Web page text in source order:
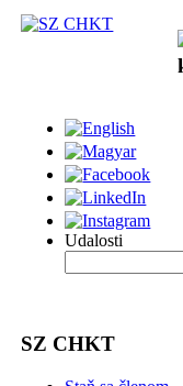
Udalosti
SZ CHKT